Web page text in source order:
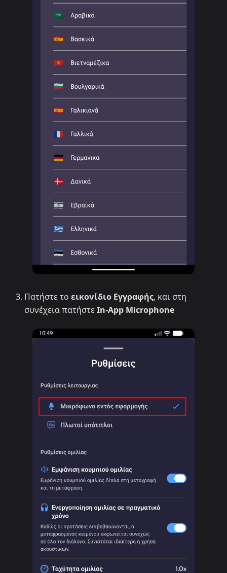
Πατήστε το εικονίδιο Εγγραφής, και στη
συνέχεια πατήστεIn-App Microphone